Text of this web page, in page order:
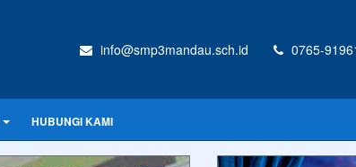
info@smp3mandau.sch.id 0765-
HUBUNGI KAMI